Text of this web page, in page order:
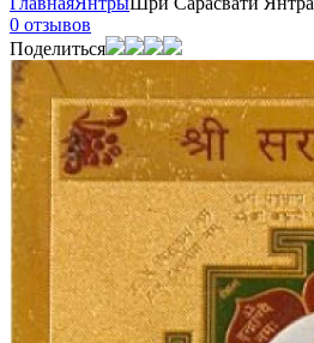
0 отзывов
Поделиться